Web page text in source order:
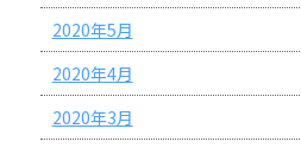
2020年5月
2020年4月
2020年3月